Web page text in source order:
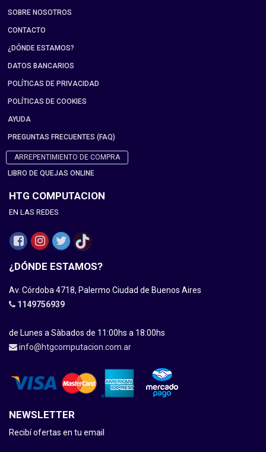
SOBRE NOSOTROS
CONTACTO
¿DÓNDE ESTAMOS?
DATOS BANCARIOS
POLÍTICAS DE PRIVACIDAD
POLÍTICAS DE COOKIES
AYUDA
PREGUNTAS FRECUENTES (FAQ)
ARREPENTIMIENTO DE COMPRA
LIBRO DE QUEJAS ONLINE
HTG COMPUTACION
EN LAS REDES
¿DÓNDE ESTAMOS?
Av. Córdoba 4718, Palermo Ciudad de Buenos Aires
1149756939
de Lunes a Sàbados de 11:00hs a 18:00hs
info@htgcomputacion.com.ar
NEWSLETTER
Recibí ofertas en tu email